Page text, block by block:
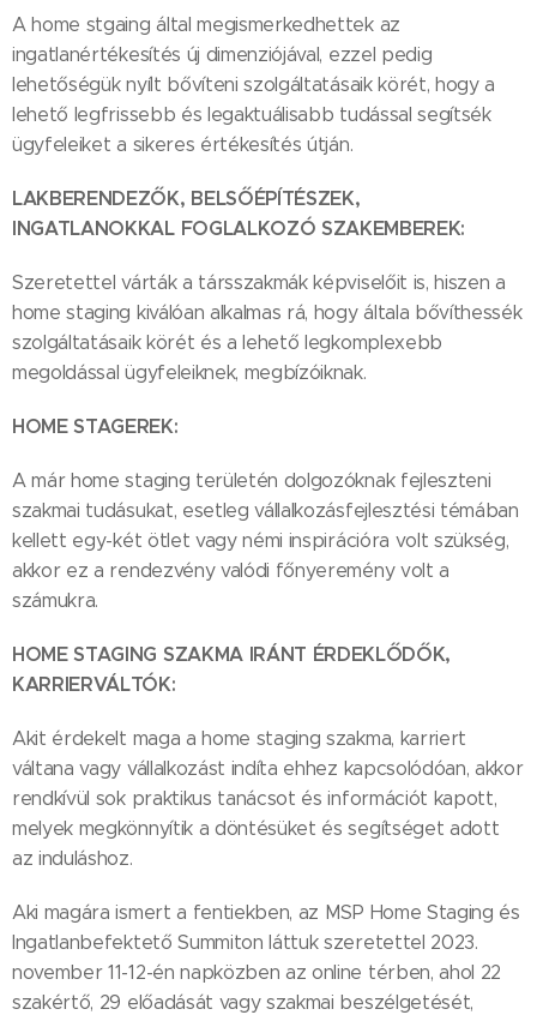
A home stgaing által megismerkedhettek az
ingatlanértékesítés új dimenziójával, ezzel pedig
lehetőségük nyílt bővíteni szolgáltatásaik körét, hogy a
lehető legfrissebb és legaktuálisabb tudással segítsék
ügyfeleiket a sikeres értékesítés útján.
LAKBERENDEZŐK, BELSŐÉPÍTÉSZEK,
INGATLANOKKAL FOGLALKOZÓ SZAKEMBEREK:
Szeretettel várták a társszakmák képviselőit is, hiszen a
home staging kiválóan alkalmas rá, hogy általa bővíthessék
szolgáltatásaik körét és a lehető legkomplexebb
megoldással ügyfeleiknek, megbízóiknak.
HOME STAGEREK:
A már home staging területén dolgozóknak fejleszteni
szakmai tudásukat, esetleg vállalkozásfejlesztési témában
kellett egy-két ötlet vagy némi inspirációra volt szükség,
akkor ez a rendezvény valódi főnyeremény volt a
számukra.
HOME STAGING SZAKMA IRÁNT ÉRDEKLŐDŐK,
KARRIERVÁLTÓK:
Akit érdekelt maga a home staging szakma, karriert
váltana vagy vállalkozást indíta ehhez kapcsolódóan, akkor
rendkívül sok praktikus tanácsot és információt kapott,
melyek megkönnyítik a döntésüket és segítséget adott
az induláshoz.
Aki magára ismert a fentiekben, az MSP Home Staging és
Ingatlanbefektető Summiton láttuk szeretettel 2023.
november 11-12-én napközben az online térben, ahol 22
szakértő, 29 előadását vagy szakmai beszélgetését,